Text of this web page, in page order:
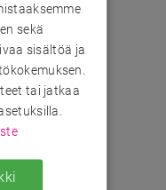
sekä
sisältöä ja
tai jatkaa